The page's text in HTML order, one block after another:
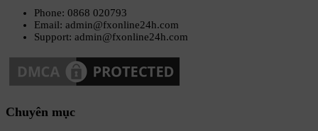
Phone: 0868 020793
Email: admin@fxonline24h.com
Support: admin@fxonline24h.com
Chuyên mục